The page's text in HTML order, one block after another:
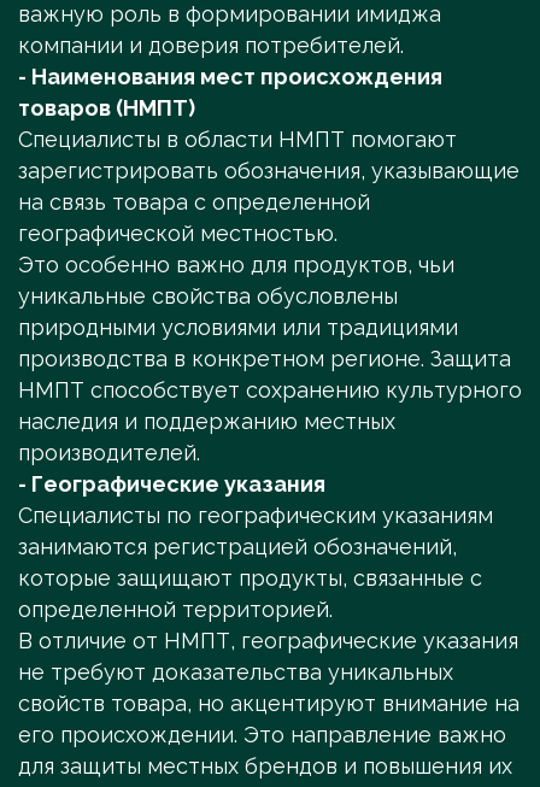
важную роль в формировании имиджа
компании и доверия потребителей.
- Наименования мест происхождения
товаров (НМПТ)
Специалисты в области НМПТ помогают
зарегистрировать обозначения, указывающие
на связь товара с определенной
географической местностью.
Это особенно важно для продуктов, чьи
уникальные свойства обусловлены
природными условиями или традициями
производства в конкретном регионе. Защита
НМПТ способствует сохранению культурного
наследия и поддержанию местных
производителей.
- Географические указания
Специалисты по географическим указаниям
занимаются регистрацией обозначений,
которые защищают продукты, связанные с
определенной территорией.
В отличие от НМПТ, географические указания
не требуют доказательства уникальных
свойств товара, но акцентируют внимание на
его происхождении. Это направление важно
для защиты местных брендов и повышения их